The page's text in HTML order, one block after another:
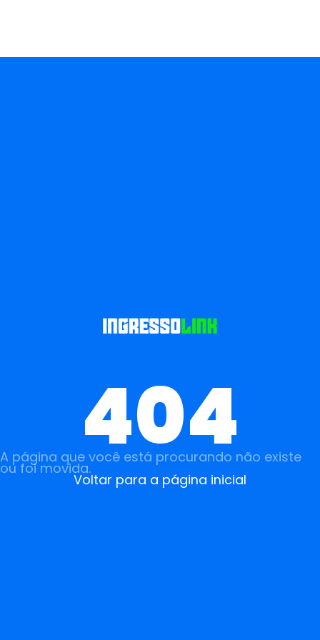
404
A página que você está procurando não existe
ou foi movida.
Voltar para a página inicial